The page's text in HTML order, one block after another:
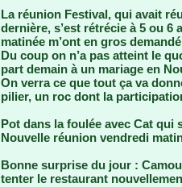
La réunion Festival, qui avait
dernière, s’est rétrécie à 5 ou 6
matinée m’ont en gros
Du coup on n’a pas atteint le
part demain à un mariage en
On verra ce que tout ça va
pilier, un roc dont la
Pot dans la foulée avec Cat
Nouvelle réunion vendredi
Bonne surprise du jour :
tenter le restaurant